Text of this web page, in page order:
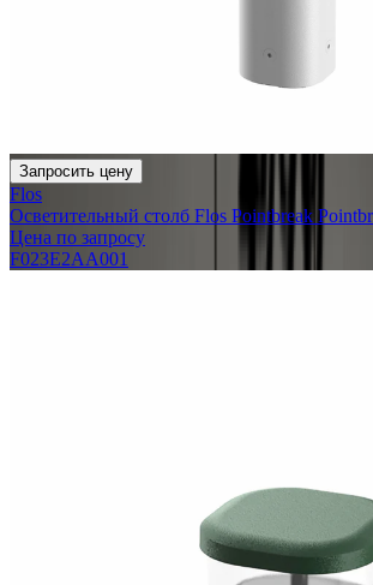
Запросить цену
Flos
Осветительный столб Flos Pointbreak
Цена по запросу
F023E2AA001